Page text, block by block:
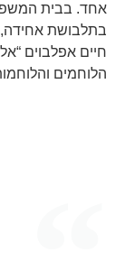
אחד. בבית
בתלבושת
חיים אפלבוים
הלוחמים